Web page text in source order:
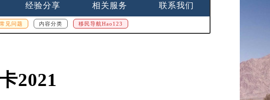
经验分享 相关服务 联系我们
常见问题 内容分类 移民导航Hao123
2021